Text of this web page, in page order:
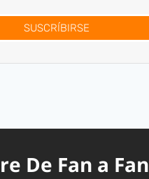
SUSCRÍBIRSE
De Fan a Fan